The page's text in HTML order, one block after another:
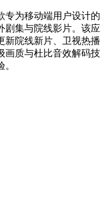
专为移动端用户设计的
剧集与院线影片。该应
新院线新片、卫视热播
画质与杜比音效解码技